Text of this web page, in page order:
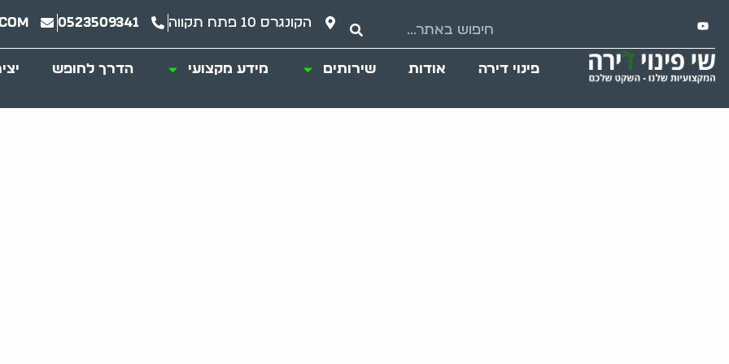
הקונגרס 10 פתח תקווה 0523509341
פינוי דירה אודות שירותים מידע מקצועי הדרך לחופש